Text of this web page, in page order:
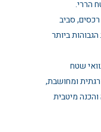
סביב
ביותר
שטח
ומחושבת,
מיטבית